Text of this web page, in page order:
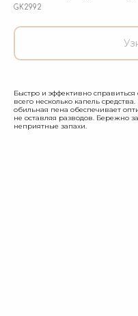
GK2992
Быстро и эффективно
всего несколько капель
обильная пена обеспечивает
не оставляя разводов. Бережно
неприятные запахи.